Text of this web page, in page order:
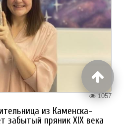
1057
из Каменска-
забытый пряник XIX века